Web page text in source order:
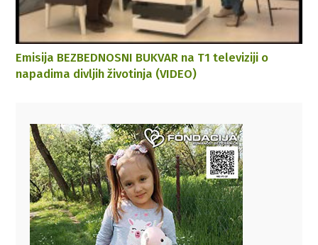
Emisija BEZBEDNOSNI BUKVAR na T1 televiziji o
napadima divljih životinja (VIDEO)